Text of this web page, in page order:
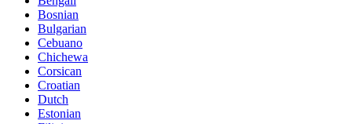
Bosnian
Bulgarian
Cebuano
Chichewa
Corsican
Croatian
Dutch
Estonian